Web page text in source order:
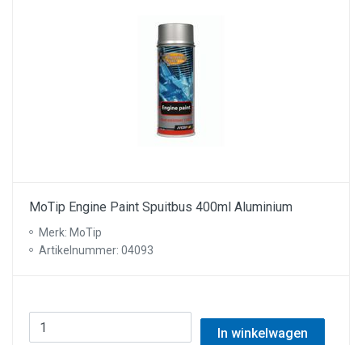
MoTip Engine Paint Spuitbus 400ml Aluminium
Merk: MoTip
Artikelnummer: 04093
In winkelwagen